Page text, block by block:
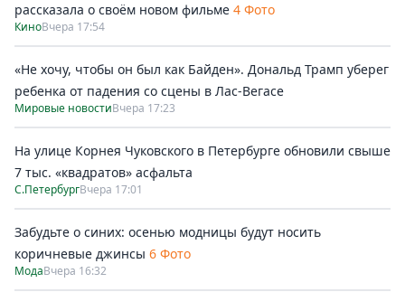
рассказала о своём новом фильме 4 Фото
КиноВчера 17:54
«Не хочу, чтобы он был как Байден». Дональд Трамп уберег
ребенка от падения со сцены в Лас-Вегасе
Мировые новостиВчера 17:23
На улице Корнея Чуковского в Петербурге обновили свыше
7 тыс. «квадратов» асфальта
С.ПетербургВчера 17:01
Забудьте о синих: осенью модницы будут носить
коричневые джинсы 6 Фото
МодаВчера 16:32